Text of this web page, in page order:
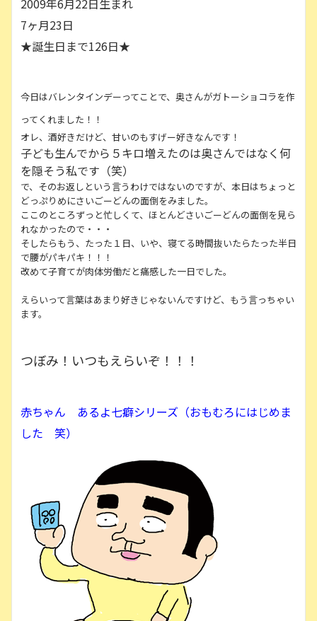
2009年6月22日生まれ
7ヶ月23日
★誕生日まで126日★
今日はバレンタインデーってことで、奥さんがガトーショコラを作
ってくれました！！
オレ、酒好きだけど、甘いのもすげー好きなんです！
子ども生んでから５キロ増えたのは奥さんではなく何
を隠そう私です（笑）
で、そのお返しという言うわけではないのですが、本日はちょっと
どっぷりめにさいごーどんの面倒をみました。
ここのところずっと忙しくて、ほとんどさいごーどんの面倒を見ら
れなかったので・・・
そしたらもう、たった１日、いや、寝てる時間抜いたらたった半日
で腰がパキパキ！！！
改めて子育てが肉体労働だと痛感した一日でした。
えらいって言葉はあまり好きじゃないんですけど、もう言っちゃい
ます。
つぼみ！いつもえらいぞ！！！
赤ちゃん あるよ七癖シリーズ（おもむろにはじめま
した 笑）